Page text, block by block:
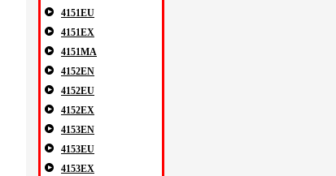
4151EU
4151EX
4151MA
4152EN
4152EU
4152EX
4153EN
4153EU
4153EX